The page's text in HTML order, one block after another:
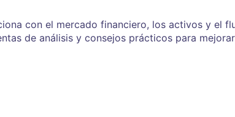
con el mercado financiero, los activos y el
de análisis y consejos prácticos para